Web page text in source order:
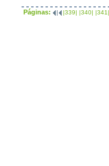
Páginas: |339| |340| |341|